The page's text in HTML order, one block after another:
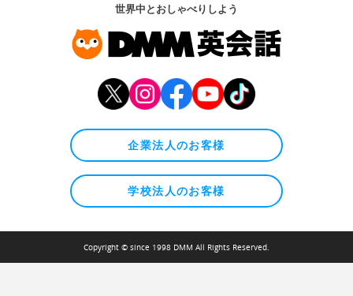
世界中とおしゃべりしよう
企業法人のお客様
学校法人のお客様
Copyright © since 1998 DMM All Rights Reserved.